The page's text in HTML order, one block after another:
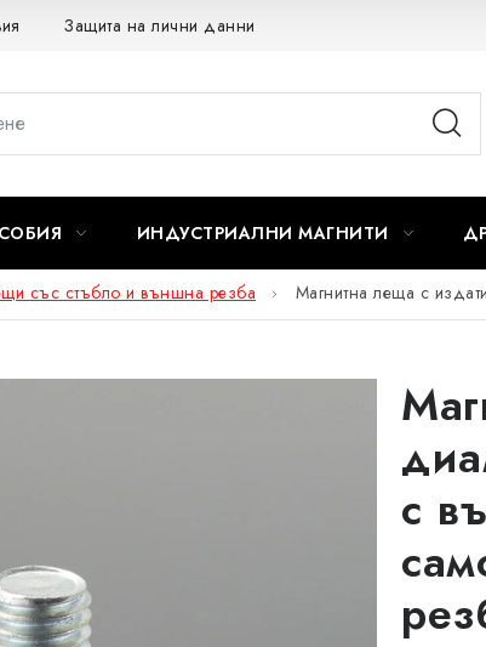
Защита на лични данни
ИНДУСТРИАЛНИ МАГНИТИ
със стъбло и външна резба
Магнитна леща с
с